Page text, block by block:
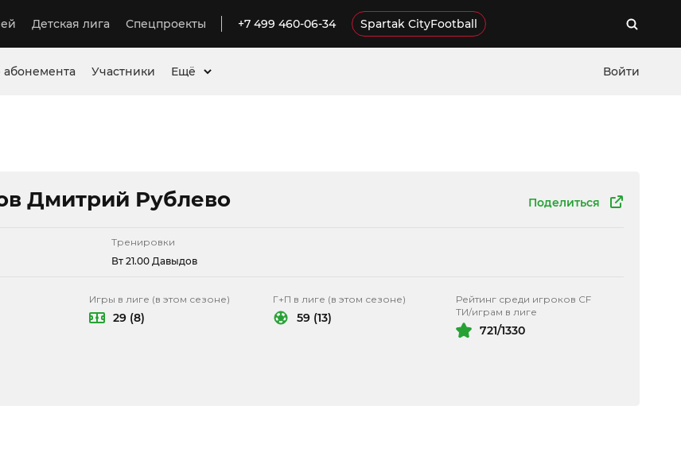
Детская лига Спецпроекты +7 499 460-06-34 Spartak CityFootball
Участники Ещё Войти
Дмитрий Рублево Поделиться
Тренировки
Вт 21.00 Давыдов
Игры в лиге (в этом сезоне)
29 (8)
Г+П в лиге (в этом сезоне)
59 (13)
Рейтинг среди игроков CF
ТИ/играм в лиге
721/1330